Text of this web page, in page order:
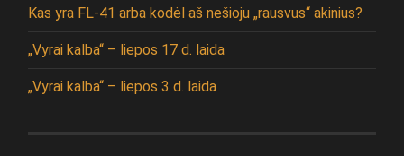
Kas yra FL-41 arba kodėl aš nešioju „rausvus“ akinius?
„Vyrai kalba“ – liepos 17 d. laida
„Vyrai kalba“ – liepos 3 d. laida